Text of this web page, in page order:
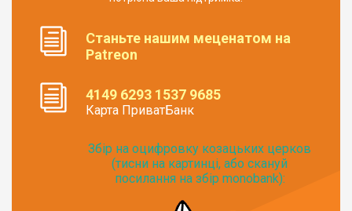
Станьте нашим меценатом на
Patreon
4149 6293 1537 9685
Карта ПриватБанк
Збір на оцифровку козацьких церков
(тисни на картинці, або скануй
посилання на збір monobank):